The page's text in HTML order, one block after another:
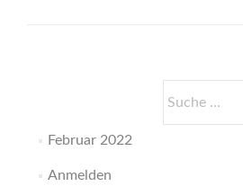
nach:
Februar 2022
Anmelden